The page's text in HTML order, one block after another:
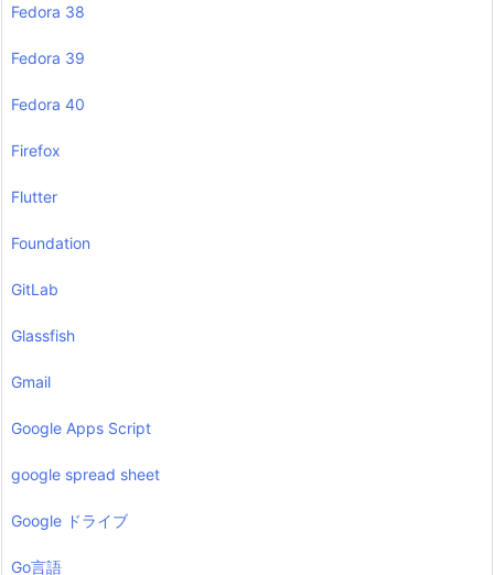
Fedora 38
Fedora 39
Fedora 40
Firefox
Flutter
Foundation
GitLab
Glassfish
Gmail
Google Apps Script
google spread sheet
Google ドライブ
Go言語